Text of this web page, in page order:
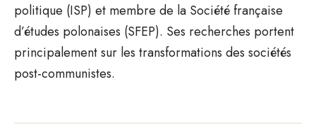
politique (ISP) et membre de la Société française
d’études polonaises (SFEP). Ses recherches portent
principalement sur les transformations des sociétés
post-communistes.